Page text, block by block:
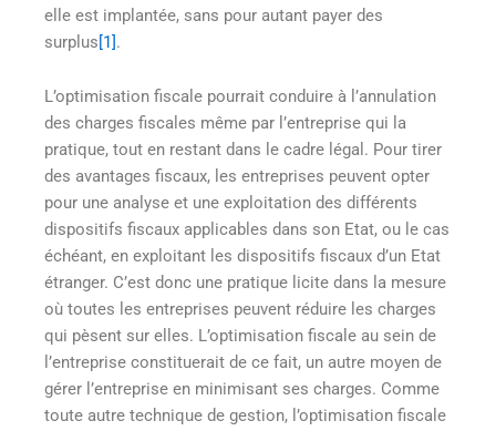
elle est implantée, sans pour autant payer des
surplus[1].
L’optimisation fiscale pourrait conduire à l’annulation
des charges fiscales même par l’entreprise qui la
pratique, tout en restant dans le cadre légal. Pour tirer
des avantages fiscaux, les entreprises peuvent opter
pour une analyse et une exploitation des différents
dispositifs fiscaux applicables dans son Etat, ou le cas
échéant, en exploitant les dispositifs fiscaux d’un Etat
étranger. C’est donc une pratique licite dans la mesure
où toutes les entreprises peuvent réduire les charges
qui pèsent sur elles. L’optimisation fiscale au sein de
l’entreprise constituerait de ce fait, un autre moyen de
gérer l’entreprise en minimisant ses charges. Comme
toute autre technique de gestion, l’optimisation fiscale